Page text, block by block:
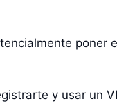
y usar un